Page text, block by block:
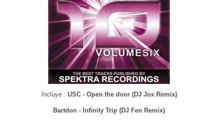
Incluye : USC - Open the door (DJ Jox Remix)
Bartdon - Infinity Trip (DJ Fen Remix)